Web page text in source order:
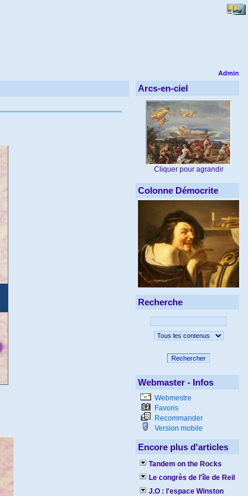
Admin
Arcs-en-ciel
Cliquer pour agrandir
Colonne Démocrite
Recherche
Rechercher
Webmaster - Infos
Webmestre
Favoris
Recommander
Version mobile
Encore plus d'articles
Tandem on the Rocks
Le congrès de l'île de Reil
J.O : l'espace Winston